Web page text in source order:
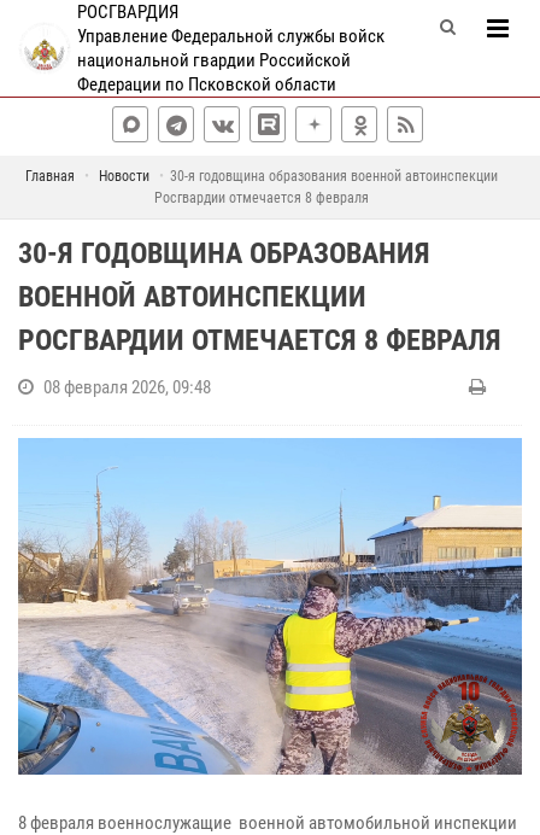
РОСГВАРДИЯ
Управление Федеральной службы войск
национальной гвардии Российской
Федерации по Псковской области
Главная Новости
30-я годовщина образования военной автоинспекции
Росгвардии отмечается 8 февраля
30-Я ГОДОВЩИНА ОБРАЗОВАНИЯ
ВОЕННОЙ АВТОИНСПЕКЦИИ
РОСГВАРДИИ ОТМЕЧАЕТСЯ 8 ФЕВРАЛЯ
08 февраля 2026, 09:48
8 февраля военнослужащие военной автомобильной инспекции